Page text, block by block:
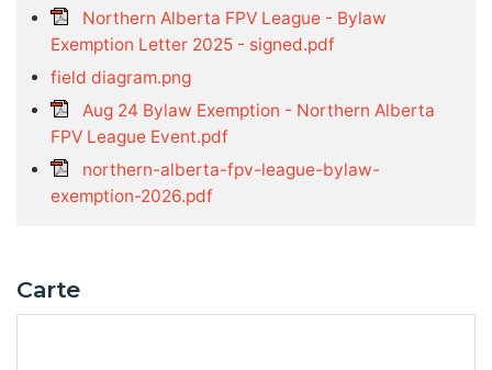
Northern Alberta FPV League - Bylaw
Exemption Letter 2025 - signed.pdf
field diagram.png
Aug 24 Bylaw Exemption - Northern Alberta
FPV League Event.pdf
northern-alberta-fpv-league-bylaw-
exemption-2026.pdf
Carte